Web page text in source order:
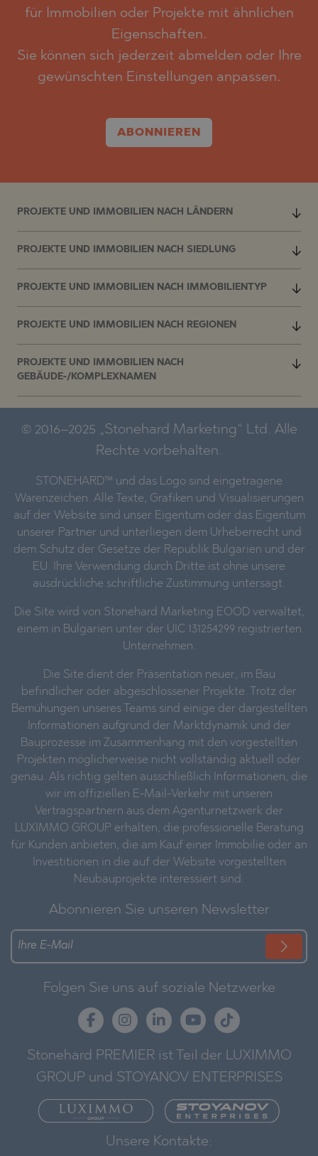
für Immobilien oder Projekte mit ähnlichen
Eigenschaften.
Sie können sich jederzeit abmelden oder Ihre
gewünschten Einstellungen anpassen.
ABONNIEREN
PROJEKTE UND IMMOBILIEN NACH LÄNDERN
PROJEKTE UND IMMOBILIEN NACH SIEDLUNG
PROJEKTE UND IMMOBILIEN NACH IMMOBILIENTYP
PROJEKTE UND IMMOBILIEN NACH REGIONEN
PROJEKTE UND IMMOBILIEN NACH
GEBÄUDE-/KOMPLEXNAMEN
© 2016–2025 „Stonehard Marketing“ Ltd. Alle
Rechte vorbehalten.
STONEHARD™ und das Logo sind eingetragene
Warenzeichen. Alle Texte, Grafiken und Visualisierungen
auf der Website sind unser Eigentum oder das Eigentum
unserer Partner und unterliegen dem Urheberrecht und
dem Schutz der Gesetze der Republik Bulgarien und der
EU. Ihre Verwendung durch Dritte ist ohne unsere
ausdrückliche schriftliche Zustimmung untersagt.
Die Site wird von Stonehard Marketing EOOD verwaltet,
einem in Bulgarien unter der UIC 131254299 registrierten
Unternehmen.
Die Site dient der Präsentation neuer, im Bau
befindlicher oder abgeschlossener Projekte. Trotz der
Bemühungen unseres Teams sind einige der dargestellten
Informationen aufgrund der Marktdynamik und der
Bauprozesse im Zusammenhang mit den vorgestellten
Projekten möglicherweise nicht vollständig aktuell oder
genau. Als richtig gelten ausschließlich Informationen, die
wir im offiziellen E-Mail-Verkehr mit unseren
Vertragspartnern aus dem Agenturnetzwerk der
LUXIMMO GROUP erhalten, die professionelle Beratung
für Kunden anbieten, die am Kauf einer Immobilie oder an
Investitionen in die auf der Website vorgestellten
Neubauprojekte interessiert sind.
Abonnieren Sie unseren Newsletter
Folgen Sie uns auf soziale Netzwerke
Stonehard PREMIER ist Teil der LUXIMMO
GROUP und STOYANOV ENTERPRISES
Unsere Kontakte: